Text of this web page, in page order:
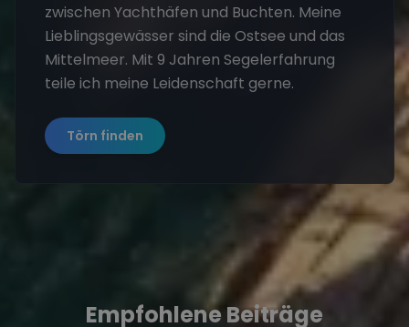
zwischen Yachthäfen und Buchten. Meine
Lieblingsgewässer sind die Ostsee und das
Mittelmeer. Mit 9 Jahren Segelerfahrung
teile ich meine Leidenschaft gerne.
Törn finden
Empfohlene Beiträge